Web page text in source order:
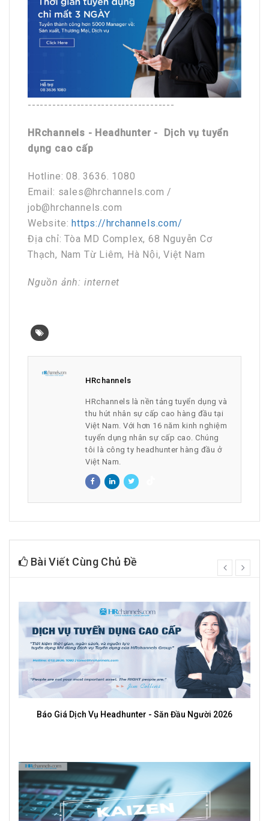
------------------------------------
HRchannels - Headhunter - Dịch vụ tuyển
dụng cao cấp
Hotline: 08. 3636. 1080
Email: sales@hrchannels.com /
job@hrchannels.com
Website: https://hrchannels.com/
Địa chỉ: Tòa MD Complex, 68 Nguyễn Cơ
Thạch, Nam Từ Liêm, Hà Nội, Việt Nam
Nguồn ảnh: internet
HRchannels
HRchannels là nền tảng tuyển dụng và
thu hút nhân sự cấp cao hàng đầu tại
Việt Nam. Với hơn 16 năm kinh nghiệm
tuyển dụng nhân sự cấp cao. Chúng
tôi là công ty headhunter hàng đầu ở
Việt Nam.
Bài Viết Cùng Chủ Đề
Mức lương cơ sở là gì? Cập nhật mới năm 2026 và bảng tra
prev